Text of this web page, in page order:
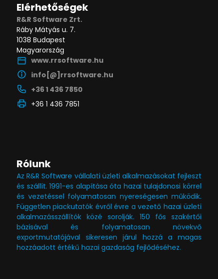
Elérhetőségek
R&R Software Zrt.
Ráby Mátyás u. 7.
1038 Budapest
Magyarország
www.rrsoftware.hu
info[@]rrsoftware.hu
+36 1 436 7850
+36 1 436 7851
Rólunk
Az R&R Software vállalati üzleti alkalmazásokat fejleszt
és szállít. 1991-es alapítása óta hazai tulajdonosi körrel
és vezetéssel folyamatosan nyereségesen működik.
Független piackutatók évről évre a vezető hazai üzleti
alkalmazásszállítók közé sorolják. 150 fős szakértői
bázisával és folyamatosan növekvő
exportmutatójával sikeresen járul hozzá a magas
hozzáadott értékű hazai gazdaság fejlődéséhez.